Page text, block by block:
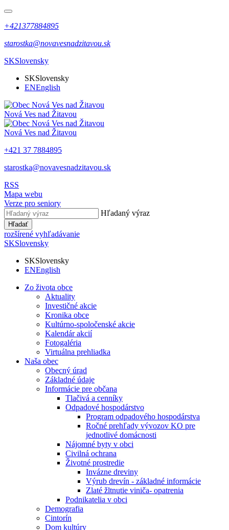
+421377884895
starostka@novavesnadzitavou.sk
SKSlovensky
SKSlovensky
ENEnglish
Nová Ves nad Žitavou
Nová Ves nad Žitavou
+421 37 7884895
starostka@novavesnadzitavou.sk
RSS
Mapa webu
Verze pro seniory
Hľadaný výraz
Hľadať
rozšírené vyhľadávanie
SKSlovensky
SKSlovensky
ENEnglish
Zo života obce
Aktuality
Investičné akcie
Kronika obce
Kultúrno-spoločenské akcie
Kalendár akcií
Fotogaléria
Virtuálna prehliadka
Naša obec
Obecný úrad
Základné údaje
Informácie pre občana
Tlačivá a cenníky
Odpadové hospodárstvo
Program odpadového hospodárstva
Ročné prehľady vývozov KO pre
jednotlivé domácnosti
Nájomné byty v obci
Civilná ochrana
Životné prostredie
Invázne dreviny
Výrub drevín - základné informácie
Zlaté žltnutie viniča- opatrenia
Podnikatelia v obci
Demografia
Cintorín
Dom kultúry